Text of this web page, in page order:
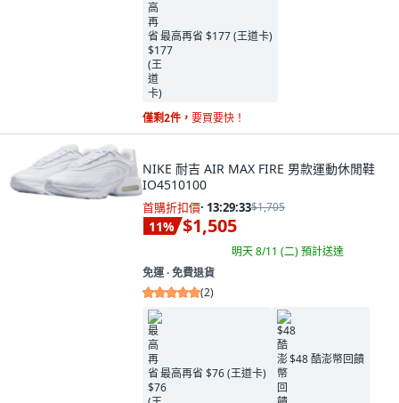
最高再省 $177 (王道卡)
僅剩2件， 要買要快！
NIKE 耐吉 AIR MAX FIRE 男款運動休閒鞋
IO4510100
首購折扣價· 13:29:32$1,705
11% $1,505
明天 8/11 (二)預計送達
免運 ∙ 免費退貨
(2)
最高再省 $76 (王道卡)
$48 酷澎幣回饋